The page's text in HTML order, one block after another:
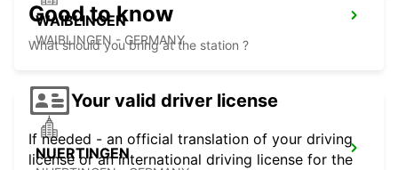
WAIBLINGEN
WAIBLINGEN - GERMANY
NUERTINGEN
Good to know
What should you bring at the station ?
Your valid driver license
If needed - an official translation of your driving
license or an international driving license for the